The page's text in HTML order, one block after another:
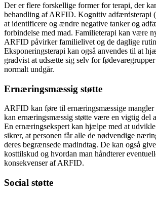
Der er flere forskellige former for terapi, der
behandling af ARFID. Kognitiv adfærdsterapi
at identificere og ændre negative tanker og
forbindelse med mad. Familieterapi kan være
ARFID påvirker familielivet og de daglige
Eksponeringsterapi kan også anvendes til at
gradvist at udsætte sig selv for
normalt undgår.
Ernæringsmæssig støtte
ARFID kan føre til ernæringsmæssige
kan ernæringsmæssig støtte være en vigtig del
En ernæringsekspert kan hjælpe med at
sikrer, at personen får alle de nødvendige
deres begrænsede madindtag. De kan også
kosttilskud og hvordan man håndterer
konsekvenser af ARFID.
Social støtte